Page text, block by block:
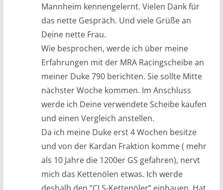
Mannheim kennengelernt. Vielen Dank für
das nette Gespräch. Und viele Grüße an
Deine nette Frau.
Wie besprochen, werde ich über meine
Erfahrungen mit der MRA Racingscheibe an
meiner Duke 790 berichten. Sie sollte Mitte
nächster Woche kommen. Im Anschluss
werde ich Deine verwendete Scheibe kaufen
und einen Vergleich anstellen.
Da ich meine Duke erst 4 Wochen besitze
und von der Kardan Fraktion komme ( mehr
als 10 Jahre die 1200er GS gefahren), nervt
mich das Kettenölen etwas. Ich werde